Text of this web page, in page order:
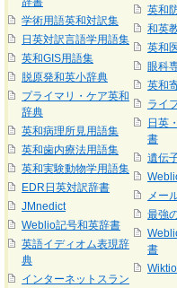
学術用語英和対訳集
日英対訳言語学用語集
英和GIS用語集
脱原発和英小辞典
プライマリ・ケア英和
辞典
英和病理所見用語集
英和歯内療法用語集
英和実験動物学用語集
EDR日英対訳辞書
JMnedict
Weblio記号和英辞書
英語イディオム表現辞
典
インターネットスラン
英和
和英
英和
眼科
英和
ライ
日英
書
遺伝
メー
最強
書